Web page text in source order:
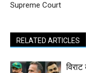
Supreme Court
RELATED ARTICLES